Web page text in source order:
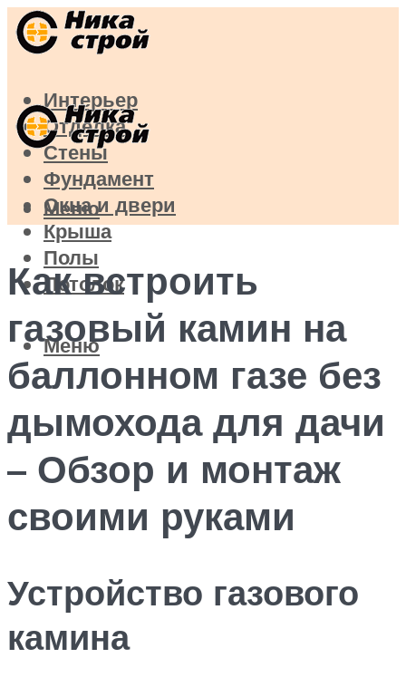
Интерьер
Отделка
Стены
Фундамент
Окна и двери
Крыша
Полы
Потолок
Меню
Меню
Как встроить
газовый камин на
баллонном газе без
дымохода для дачи
– Обзор и монтаж
своими руками
Устройство газового
камина